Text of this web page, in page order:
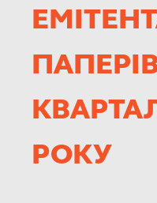
КАР’ЄРА
РОКУ